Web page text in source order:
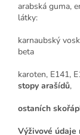
arabská guma,
látky:
karnaubský
beta
karoten, E141,
stopy arašídů,
ostaních
Výživové údaje